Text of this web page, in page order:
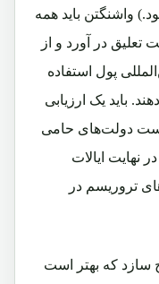
واشنگتن باید همه
تعلیق در آورد و از
پول استفاده
باید یک ارزیابی
دولت‌های حامی
نهایت ایالات
تروریسم در
سازد که بهتر است